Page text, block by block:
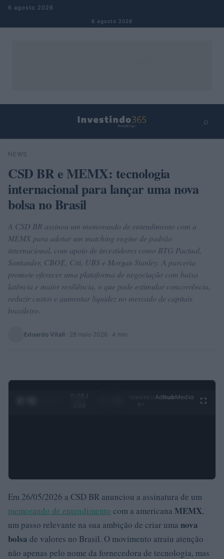
Pular para o conteúdo
6 agosto 2026
6 agosto 2026
⌕
Buscar
NEWS
CSD BR e MEMX: tecnologia
internacional para lançar uma nova
bolsa no Brasil
A CSD BR assinou um memorando de entendimento com a
MEMX para adotar um matching engine de padrão
internacional, com apoio de investidores como BTG Pactual,
Santander, CBOE, Citi, UBS e Morgan Stanley. A parceria
promete oferecer uma plataforma de negociação com baixa
latência e maior resiliência, o que pode estimular concorrência,
reduzir custos e aumentar liquidez no mercado de capitais
brasileiro.
Edoardo Vitali · 28 maio 2026 · 4 min
0:29 /
Ad hubMedia
Em 26/05/2026 a CSD BR anunciou a assinatura de um
memorando de entendimento com a americana MEMX,
um passo relevante na sua ambição de criar uma nova
bolsa de valores no Brasil. O movimento atraiu atenção
não apenas pelo nome da fornecedora de tecnologia, mas